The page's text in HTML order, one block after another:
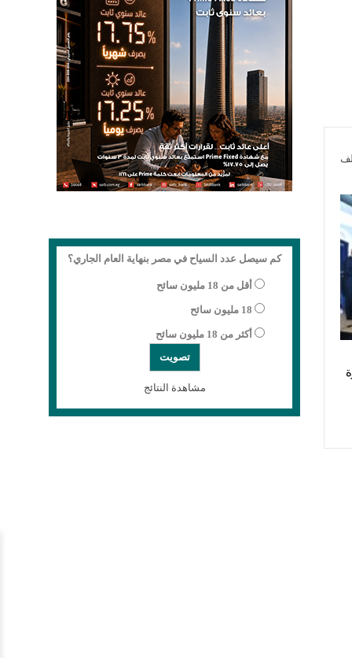
كم سيصل عدد السياح في مصر بنهاية العام الجاري؟
أقل من 18 مليون سائح
18 مليون سائح
أكثر من 18 مليون سائح
مشاهدة النتائج